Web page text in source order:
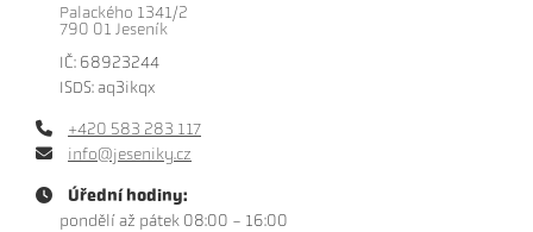
Palackého 1341/2
790 01 Jeseník
IČ: 68923244
ISDS: aq3ikqx
+420 583 283 117
info@jeseniky.cz
Úřední hodiny:
pondělí až pátek 08:00 - 16:00